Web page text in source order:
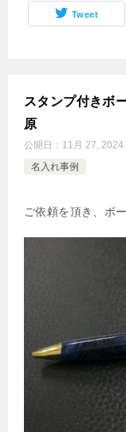
Tweet
スタンプ付きボ
原
公開日： 11月 27, 2024
名入れ事例
ご依頼を頂き、ボ